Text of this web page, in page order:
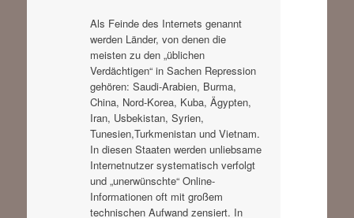
Als Feinde des Internets genannt
werden Länder, von denen die
meisten zu den „üblichen
Verdächtigen“ in Sachen Repression
gehören: Saudi-Arabien, Burma,
China, Nord-Korea, Kuba, Ägypten,
Iran, Usbekistan, Syrien,
Tunesien,Turkmenistan und Vietnam.
In diesen Staaten werden unliebsame
Internetnutzer systematisch verfolgt
und „unerwünschte“ Online-
Informationen oft mit großem
technischen Aufwand zensiert. In